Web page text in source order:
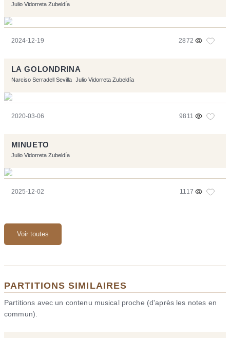
Julio Vidorreta Zubeldía
2024-12-19 2872
LA GOLONDRINA
Narciso Serradell Sevilla Julio Vidorreta Zubeldía
2020-03-06 9811
MINUETO
Julio Vidorreta Zubeldía
2025-12-02 1117
Voir toutes
PARTITIONS SIMILAIRES
Partitions avec un contenu musical proche (d'après les notes en
commun).